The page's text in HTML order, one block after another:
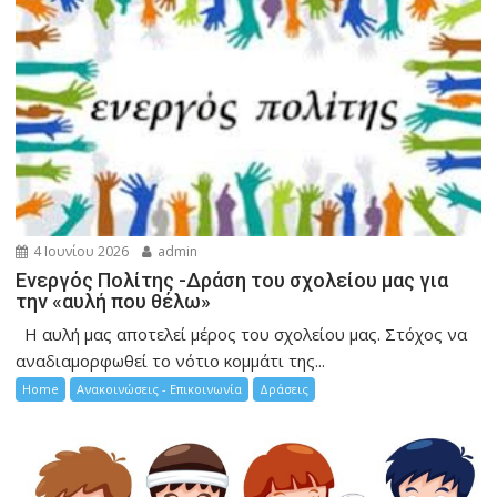
4 Ιουνίου 2026 admin
Ενεργός Πολίτης -Δράση του σχολείου μας για
την «αυλή που θέλω»
Η αυλή μας αποτελεί μέρος του σχολείου μας. Στόχος να
αναδιαμορφωθεί το νότιο κομμάτι της...
Home Ανακοινώσεις - Επικοινωνία Δράσεις